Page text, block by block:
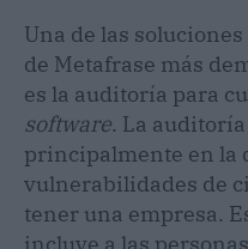
Una de las
de Metafrase más
es la auditoría para
software. La
principalmente en la
vulnerabilidades de
tener una empresa.
incluye a las